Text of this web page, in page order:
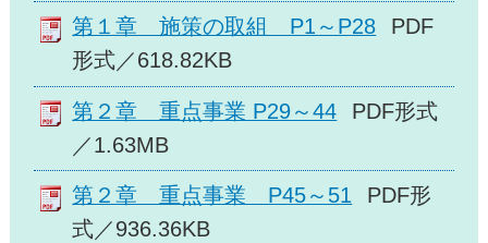
第１章 施策の取組 P1～P28
PDF
形式／618.82KB
第２章 重点事業 P29～44
PDF形式
／1.63MB
第２章 重点事業 P45～51
PDF形
式／936.36KB